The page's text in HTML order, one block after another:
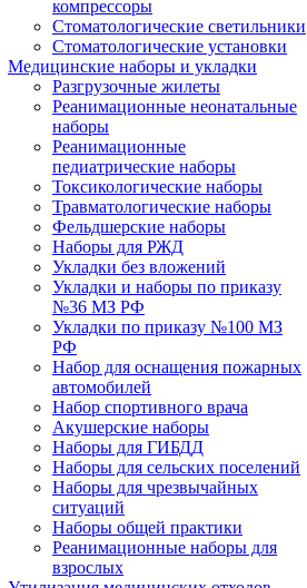
компрессоры
Стоматологические светильники
Стоматологические установки
Медицинские наборы и укладки
Разгрузочные жилеты
Реанимационные неонатальные
наборы
Реанимационные
педиатрические наборы
Токсикологические наборы
Травматологические наборы
Фельдшерские наборы
Наборы для РЖД
Укладки без вложений
Укладки и наборы по приказу
№36 МЗ РФ
Укладки по приказу №100 МЗ
РФ
Набор для оснащения пожарных
автомобилей
Набор спортивного врача
Акушерские наборы
Наборы для ГИБДД
Наборы для сельских поселений
Наборы для чрезвычайных
ситуаций
Наборы общей практики
Реанимационные наборы для
взрослых